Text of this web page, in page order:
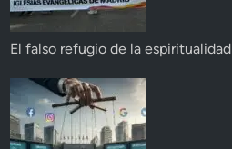
El falso refugio de la espiritualidad